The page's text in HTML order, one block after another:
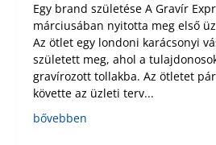
Egy brand születése A Gravír
márciusában nyitotta meg első
Az ötlet egy londoni karácsonyi
született meg, ahol a
gravírozott tollakba. Az ötletet
követte az üzleti terv...
bővebben